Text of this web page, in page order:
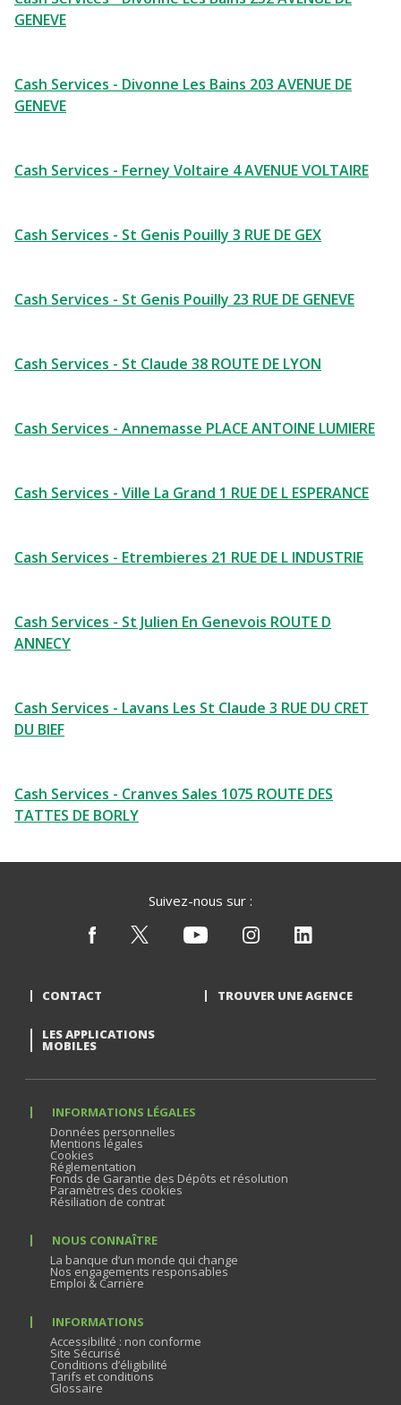
GENEVE
Cash Services - Divonne Les Bains 203 AVENUE DE
GENEVE
Cash Services - Ferney Voltaire 4 AVENUE VOLTAIRE
Cash Services - St Genis Pouilly 3 RUE DE GEX
Cash Services - St Genis Pouilly 23 RUE DE GENEVE
Cash Services - St Claude 38 ROUTE DE LYON
Cash Services - Annemasse PLACE ANTOINE LUMIERE
Cash Services - Ville La Grand 1 RUE DE L ESPERANCE
Cash Services - Etrembieres 21 RUE DE L INDUSTRIE
Cash Services - St Julien En Genevois ROUTE D
ANNECY
Cash Services - Lavans Les St Claude 3 RUE DU CRET
DU BIEF
Cash Services - Cranves Sales 1075 ROUTE DES
TATTES DE BORLY
Suivez-nous sur :
CONTACT TROUVER UNE AGENCE
LES APPLICATIONS
MOBILES
INFORMATIONS LÉGALES
Données personnelles
Mentions légales
Cookies
Réglementation
Fonds de Garantie des Dépôts et résolution
Paramètres des cookies
Résiliation de contrat
NOUS CONNAÎTRE
La banque d’un monde qui change
Nos engagements responsables
Emploi & Carrière
INFORMATIONS
Accessibilité : non conforme
Site Sécurisé
Conditions d’éligibilité
Tarifs et conditions
Glossaire